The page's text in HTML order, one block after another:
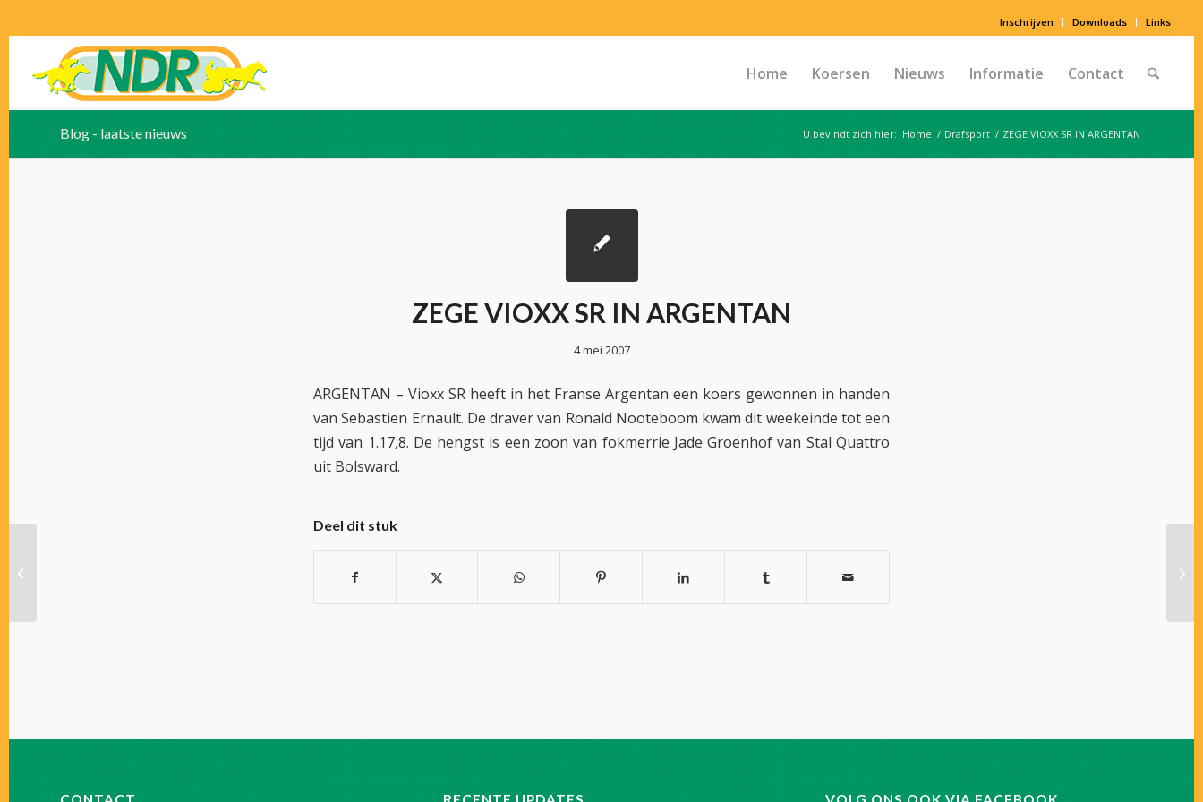
Inschrijven Downloads Links
Home Koersen Nieuws Informatie Contact
Blog - laatste nieuws U bevindt zich hier: Home / Drafsport / ZEGE VIOXX SR IN ARGENTAN
ZEGE VIOXX SR IN ARGENTAN
4 mei 2007
ARGENTAN – Vioxx SR heeft in het Franse Argentan een koers gewonnen in handen
van Sebastien Ernault. De draver van Ronald Nooteboom kwam dit weekeinde tot een
tijd van 1.17,8. De hengst is een zoon van fokmerrie Jade Groenhof van Stal Quattro
uit Bolsward.
Deel dit stuk